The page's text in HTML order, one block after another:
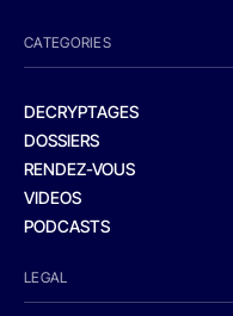
CATEGORIES
DECRYPTAGES
DOSSIERS
RENDEZ-VOUS
VIDEOS
PODCASTS
LEGAL